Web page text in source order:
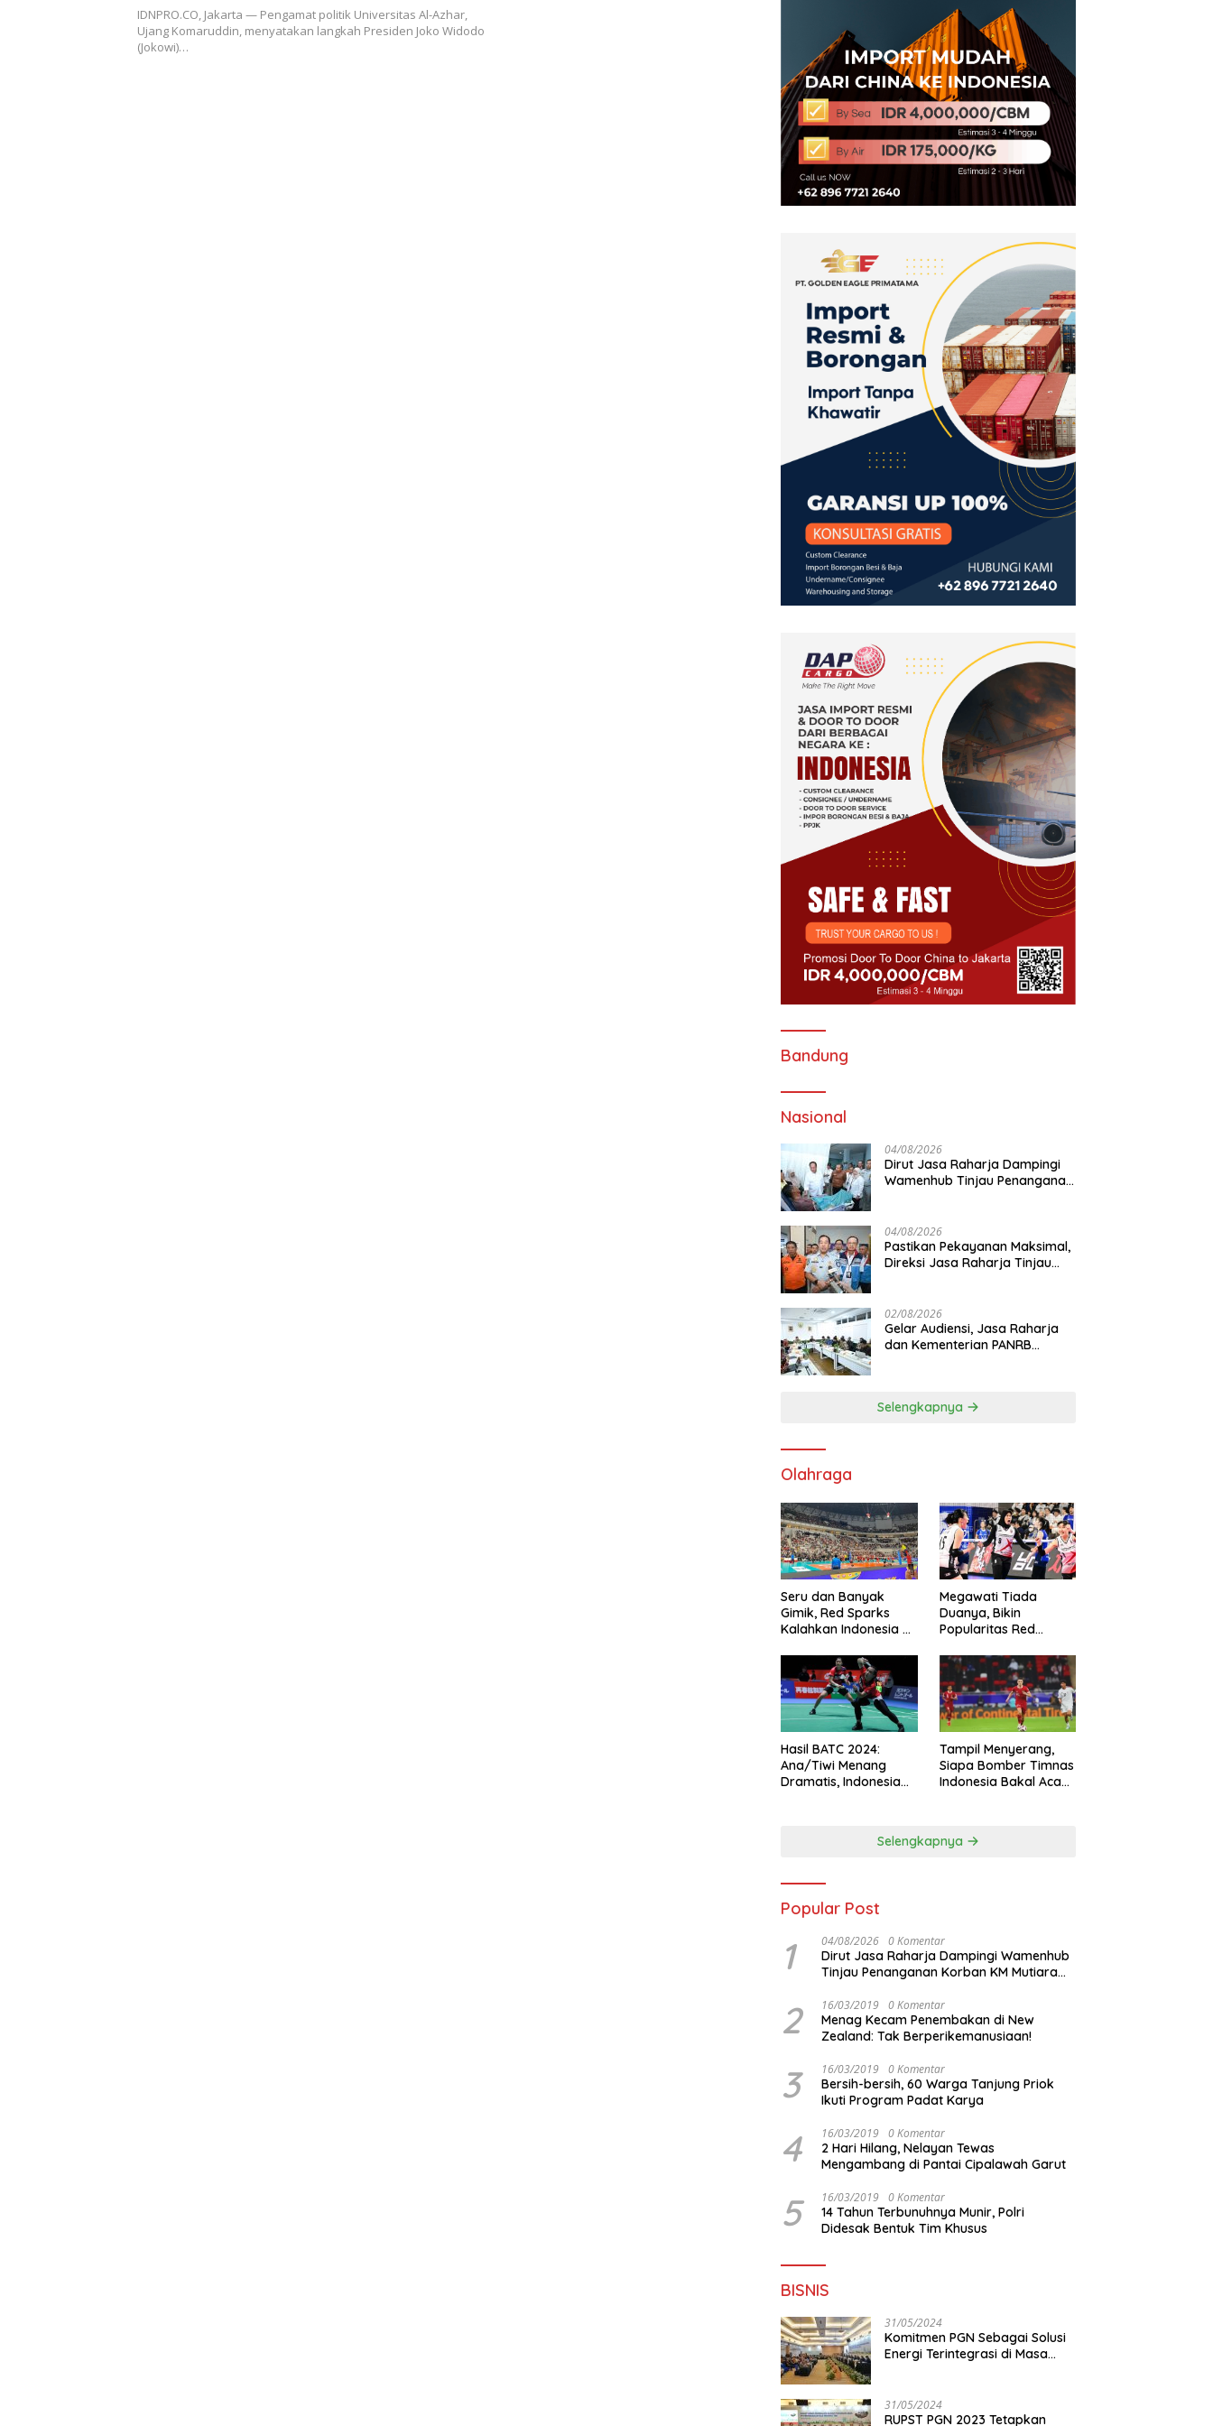
IDNPRO.CO, Jakarta — Pengamat politik Universitas Al-Azhar,
Ujang Komaruddin, menyatakan langkah Presiden Joko Widodo
(Jokowi)…
Bandung
Nasional
04/08/2026
Dirut Jasa Raharja Dampingi
Wamenhub Tinjau Penanganan
04/08/2026
Pastikan Pekayanan Maksimal,
Direksi Jasa Raharja Tinjau
02/08/2026
Gelar Audiensi, Jasa Raharja
dan Kementerian PANRB
Selengkapnya
Olahraga
Seru dan Banyak
Gimik, Red Sparks
Kalahkan Indonesia All
Megawati Tiada
Duanya, Bikin
Popularitas Red
Hasil BATC 2024:
Ana/Tiwi Menang
Dramatis, Indonesia
Tampil Menyerang,
Siapa Bomber Timnas
Indonesia Bakal Acak-
Selengkapnya
Popular Post
1 04/08/2026 0 Komentar
Dirut Jasa Raharja Dampingi Wamenhub
Tinjau Penanganan Korban KM Mutiara
2 16/03/2019 0 Komentar
Menag Kecam Penembakan di New
Zealand: Tak Berperikemanusiaan!
3 16/03/2019 0 Komentar
Bersih-bersih, 60 Warga Tanjung Priok
Ikuti Program Padat Karya
4 16/03/2019 0 Komentar
2 Hari Hilang, Nelayan Tewas
Mengambang di Pantai Cipalawah Garut
5 16/03/2019 0 Komentar
14 Tahun Terbunuhnya Munir, Polri
Didesak Bentuk Tim Khusus
BISNIS
31/05/2024
Komitmen PGN Sebagai Solusi
Energi Terintegrasi di Masa
31/05/2024
RUPST PGN 2023 Tetapkan